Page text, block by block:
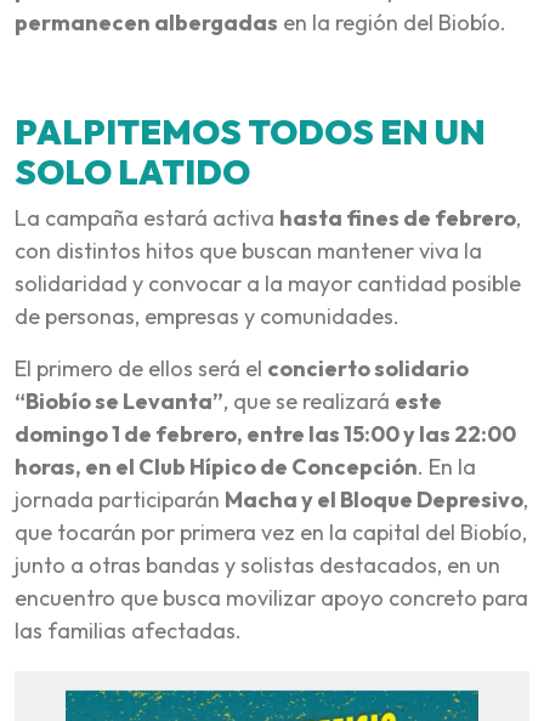
permanecen albergadas en la región del Biobío.
PALPITEMOS TODOS EN UN
SOLO LATIDO
La campaña estará activa hasta fines de febrero,
con distintos hitos que buscan mantener viva la
solidaridad y convocar a la mayor cantidad posible
de personas, empresas y comunidades.
El primero de ellos será el concierto solidario
“Biobío se Levanta”, que se realizará este
domingo 1 de febrero, entre las 15:00 y las 22:00
horas, en el Club Hípico de Concepción. En la
jornada participarán Macha y el Bloque Depresivo,
que tocarán por primera vez en la capital del Biobío,
junto a otras bandas y solistas destacados, en un
encuentro que busca movilizar apoyo concreto para
las familias afectadas.